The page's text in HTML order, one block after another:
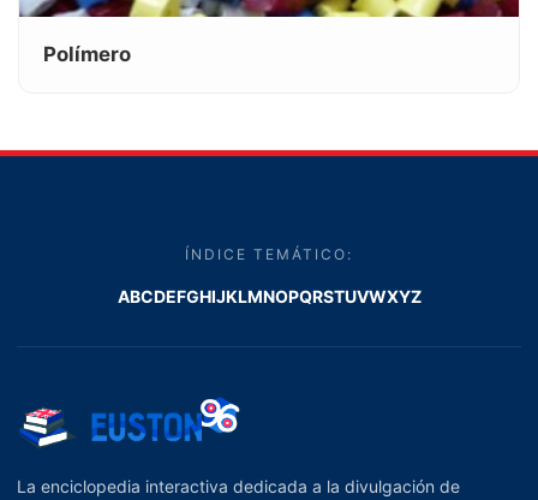
Polímero
ÍNDICE TEMÁTICO:
ABCDEFGHIJKLMNOPQRSTUVWXYZ
La enciclopedia interactiva dedicada a la divulgación de